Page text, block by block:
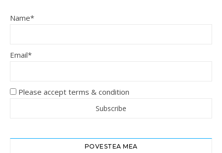
Name*
Email*
Please accept terms & condition
POVESTEA MEA